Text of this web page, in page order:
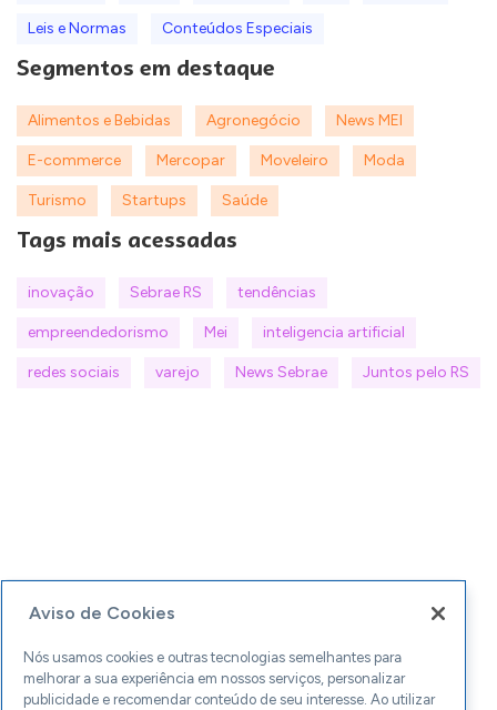
Leis e Normas Conteúdos Especiais
Segmentos em destaque
Alimentos e Bebidas Agronegócio News MEI
E-commerce Mercopar Moveleiro Moda
Turismo Startups Saúde
Tags mais acessadas
inovação Sebrae RS tendências
empreendedorismo Mei inteligencia artificial
redes sociais varejo News Sebrae Juntos pelo RS
Aviso de Cookies
Nós usamos cookies e outras tecnologias semelhantes para
melhorar a sua experiência em nossos serviços, personalizar
publicidade e recomendar conteúdo de seu interesse. Ao utilizar